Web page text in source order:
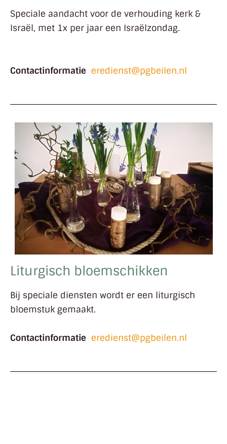
Speciale aandacht voor de verhouding kerk &
Israël, met 1x per jaar een Israëlzondag.
Contactinformatie eredienst@pgbeilen.nl
Liturgisch bloemschikken
Bij speciale diensten wordt er een liturgisch
bloemstuk gemaakt.
Contactinformatie eredienst@pgbeilen.nl